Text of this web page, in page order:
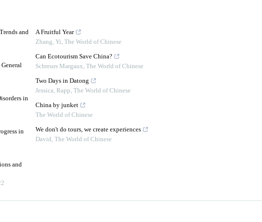
and
in
in
and
A Fruitful Year
Zhang, Yi, The World of Chinese
Can Ecotourism Save China?
Schreurs Margaux, The World of Chinese
Two Days in Datong
Jessica, Rapp, The World of Chinese
China by junket
The World of Chinese
We don't do tours, we create experiences
David, The World of Chinese